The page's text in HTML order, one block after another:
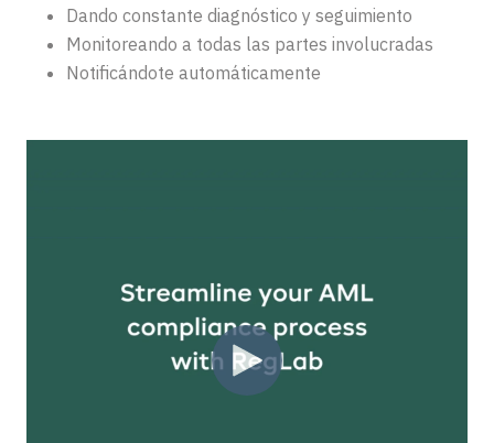
Dando constante diagnóstico y seguimiento
Monitoreando a todas las partes involucradas
Notificándote automáticamente